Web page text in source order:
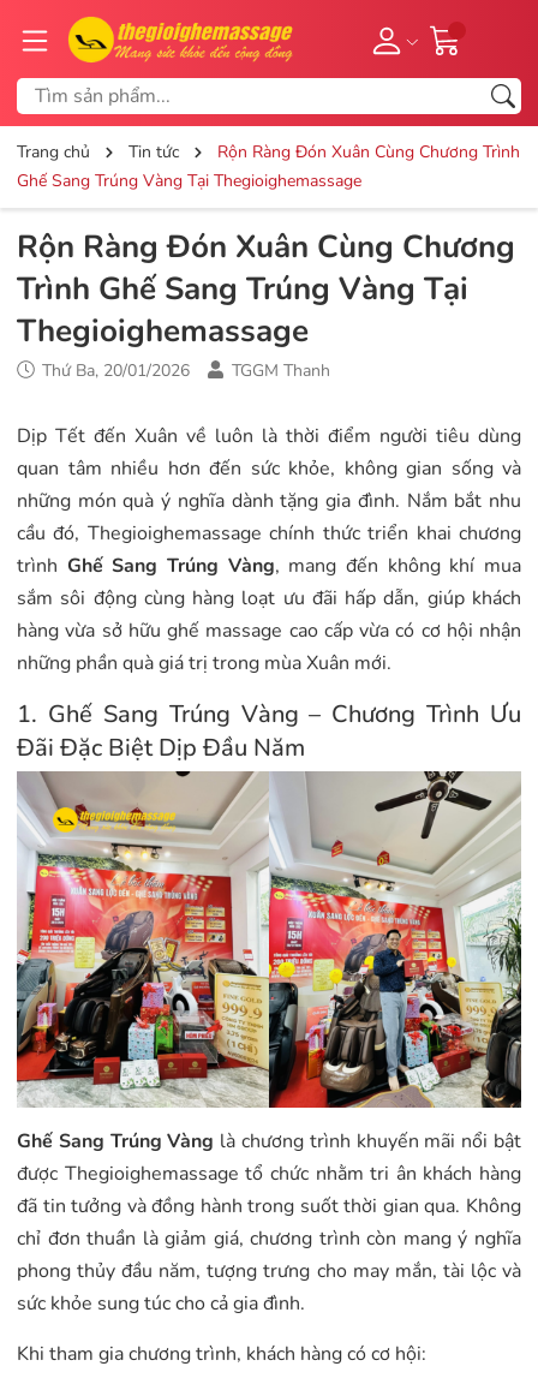
Trang chủ Tin tức
Rộn Ràng Đón Xuân Cùng Chương Trình
Ghế Sang Trúng Vàng Tại Thegioighemassage
Rộn Ràng Đón Xuân Cùng Chương
Trình Ghế Sang Trúng Vàng Tại
Thegioighemassage
Thứ Ba, 20/01/2026 TGGM Thanh
Dịp Tết đến Xuân về luôn là thời điểm người tiêu dùng
quan tâm nhiều hơn đến sức khỏe, không gian sống và
những món quà ý nghĩa dành tặng gia đình. Nắm bắt nhu
cầu đó, Thegioighemassage chính thức triển khai chương
trình Ghế Sang Trúng Vàng, mang đến không khí mua
sắm sôi động cùng hàng loạt ưu đãi hấp dẫn, giúp khách
hàng vừa sở hữu ghế massage cao cấp vừa có cơ hội nhận
những phần quà giá trị trong mùa Xuân mới.
1. Ghế Sang Trúng Vàng – Chương Trình Ưu
Đãi Đặc Biệt Dịp Đầu Năm
Ghế Sang Trúng Vàng là chương trình khuyến mãi nổi bật
được Thegioighemassage tổ chức nhằm tri ân khách hàng
đã tin tưởng và đồng hành trong suốt thời gian qua. Không
chỉ đơn thuần là giảm giá, chương trình còn mang ý nghĩa
phong thủy đầu năm, tượng trưng cho may mắn, tài lộc và
sức khỏe sung túc cho cả gia đình.
Khi tham gia chương trình, khách hàng có cơ hội: